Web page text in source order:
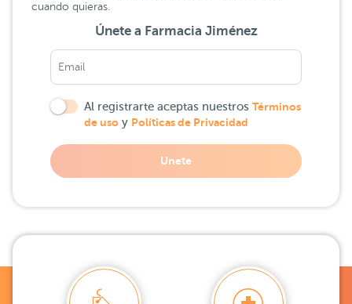
cuando quieras.
Únete a Farmacia Jiménez
Al registrarte aceptas nuestros Términos
de uso y Políticas de Privacidad
Unete